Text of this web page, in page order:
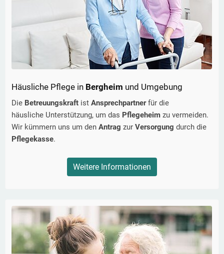
Häusliche Pflege in Bergheim und Umgebung
Die Betreuungskraft ist Ansprechpartnerfür die
häusliche Unterstützung, um das Pflegeheim zu vermeiden.
Wir kümmern uns um den Antrag zur Versorgung durch die
Pflegekasse.
Weitere Informationen